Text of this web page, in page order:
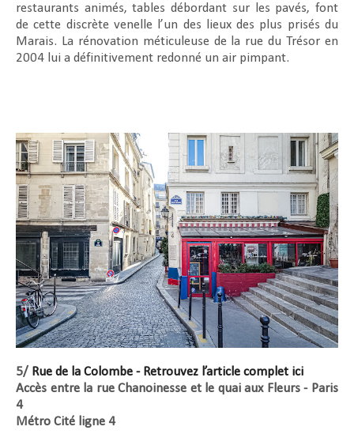
restaurants animés, tables débordant sur les pavés, font
de cette discrète venelle l’un des lieux des plus prisés du
Marais. La rénovation méticuleuse de la rue du Trésor en
2004 lui a définitivement redonné un air pimpant.
5/ Rue de la Colombe - Retrouvez l’article complet ici
Accès entre la rue Chanoinesse et le quai aux Fleurs - Paris
4
Métro Cité ligne 4